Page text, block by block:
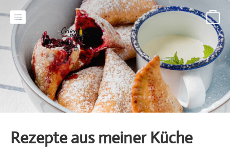
-
Rezepte aus meiner Küche